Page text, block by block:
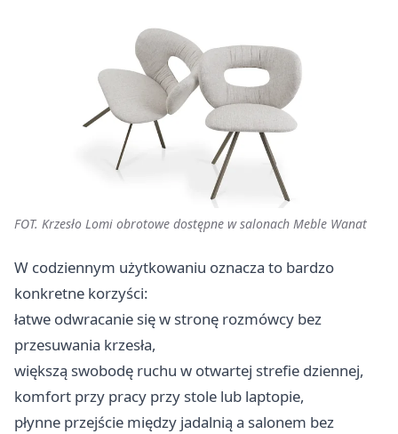
FOT. Krzesło Lomi obrotowe dostępne w salonach Meble Wanat
W codziennym użytkowaniu oznacza to bardzo
konkretne korzyści:
łatwe odwracanie się w stronę rozmówcy bez
przesuwania krzesła,
większą swobodę ruchu w otwartej strefie dziennej,
komfort przy pracy przy stole lub laptopie,
płynne przejście między jadalnią a salonem bez